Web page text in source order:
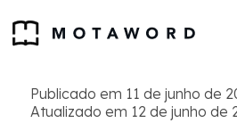
Publicado em 11 de junho de
Atualizado em 12 de junho de